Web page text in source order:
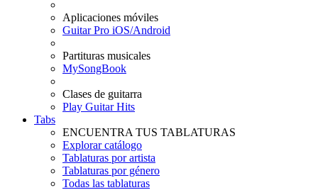
Aplicaciones móviles
Guitar Pro iOS/Android
Partituras musicales
MySongBook
Clases de guitarra
Play Guitar Hits
Tabs
ENCUENTRA TUS TABLATURAS
Explorar catálogo
Tablaturas por artista
Tablaturas por género
Todas las tablaturas